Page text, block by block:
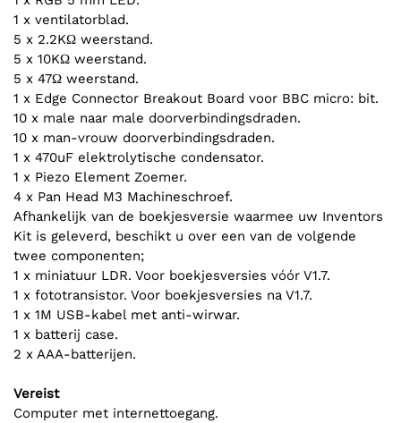
1 x ventilatorblad.
5 x 2.2KΩ weerstand.
5 x 10KΩ weerstand.
5 x 47Ω weerstand.
1 x Edge Connector Breakout Board voor BBC micro: bit.
10 x male naar male doorverbindingsdraden.
10 x man-vrouw doorverbindingsdraden.
1 x 470uF elektrolytische condensator.
1 x Piezo Element Zoemer.
4 x Pan Head M3 Machineschroef.
Afhankelijk van de boekjesversie waarmee uw Inventors
Kit is geleverd, beschikt u over een van de volgende
twee componenten;
1 x miniatuur LDR. Voor boekjesversies vóór V1.7.
1 x fototransistor. Voor boekjesversies na V1.7.
1 x 1M USB-kabel met anti-wirwar.
1 x batterij case.
2 x AAA-batterijen.
Vereist
Computer met internettoegang.